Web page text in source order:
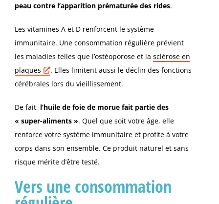
peau contre l’apparition prématurée des rides.
Les vitamines A et D renforcent le système
immunitaire. Une consommation régulière prévient
les maladies telles que l’ostéoporose et la sclérose en
plaques
. Elles limitent aussi le déclin des fonctions
cérébrales lors du vieillissement.
De fait, l’huile de foie de morue fait partie des
« super-aliments ». Quel que soit votre âge, elle
renforce votre système immunitaire et profite à votre
corps dans son ensemble. Ce produit naturel et sans
risque mérite d’être testé.
Vers une consommation